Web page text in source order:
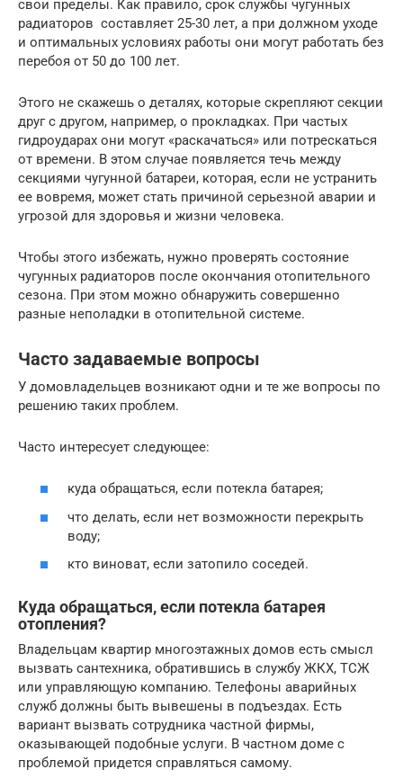
свои пределы. Как правило, срок службы чугунных
радиаторов составляет 25-30 лет, а при должном уходе
и оптимальных условиях работы они могут работать без
перебоя от 50 до 100 лет.
Этого не скажешь о деталях, которые скрепляют секции
друг с другом, например, о прокладках. При частых
гидроударах они могут «раскачаться» или потрескаться
от времени. В этом случае появляется течь между
секциями чугунной батареи, которая, если не устранить
ее вовремя, может стать причиной серьезной аварии и
угрозой для здоровья и жизни человека.
Чтобы этого избежать, нужно проверять состояние
чугунных радиаторов после окончания отопительного
сезона. При этом можно обнаружить совершенно
разные неполадки в отопительной системе.
Часто задаваемые вопросы
У домовладельцев возникают одни и те же вопросы по
решению таких проблем.
Часто интересует следующее:
куда обращаться, если потекла батарея;
что делать, если нет возможности перекрыть
воду;
кто виноват, если затопило соседей.
Куда обращаться, если потекла батарея
отопления?
Владельцам квартир многоэтажных домов есть смысл
вызвать сантехника, обратившись в службу ЖКХ, ТСЖ
или управляющую компанию. Телефоны аварийных
служб должны быть вывешены в подъездах. Есть
вариант вызвать сотрудника частной фирмы,
оказывающей подобные услуги. В частном доме с
проблемой придется справляться самому.